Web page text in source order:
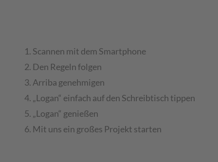
Scannen mit dem Smartphone
Den Regeln folgen
Arriba genehmigen
„Logan“ einfach auf den Schreibtisch tippen
„Logan“ genießen
Mit uns ein großes Projekt starten